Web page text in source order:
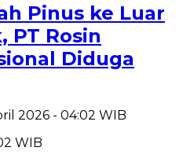
Pinus ke Luar
PT Rosin
Diduga
2026 - 04:02 WIB
WIB